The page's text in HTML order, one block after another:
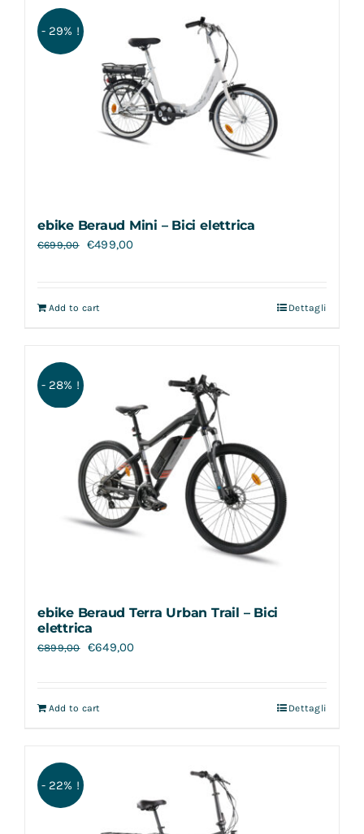
Contatti
- 29% !
ebike Beraud Mini – Bici elettrica
€699,00 €499,00
Add to cart Dettagli
- 28% !
ebike Beraud Terra Urban Trail – Bici
elettrica
€899,00 €649,00
Add to cart Dettagli
- 22% !